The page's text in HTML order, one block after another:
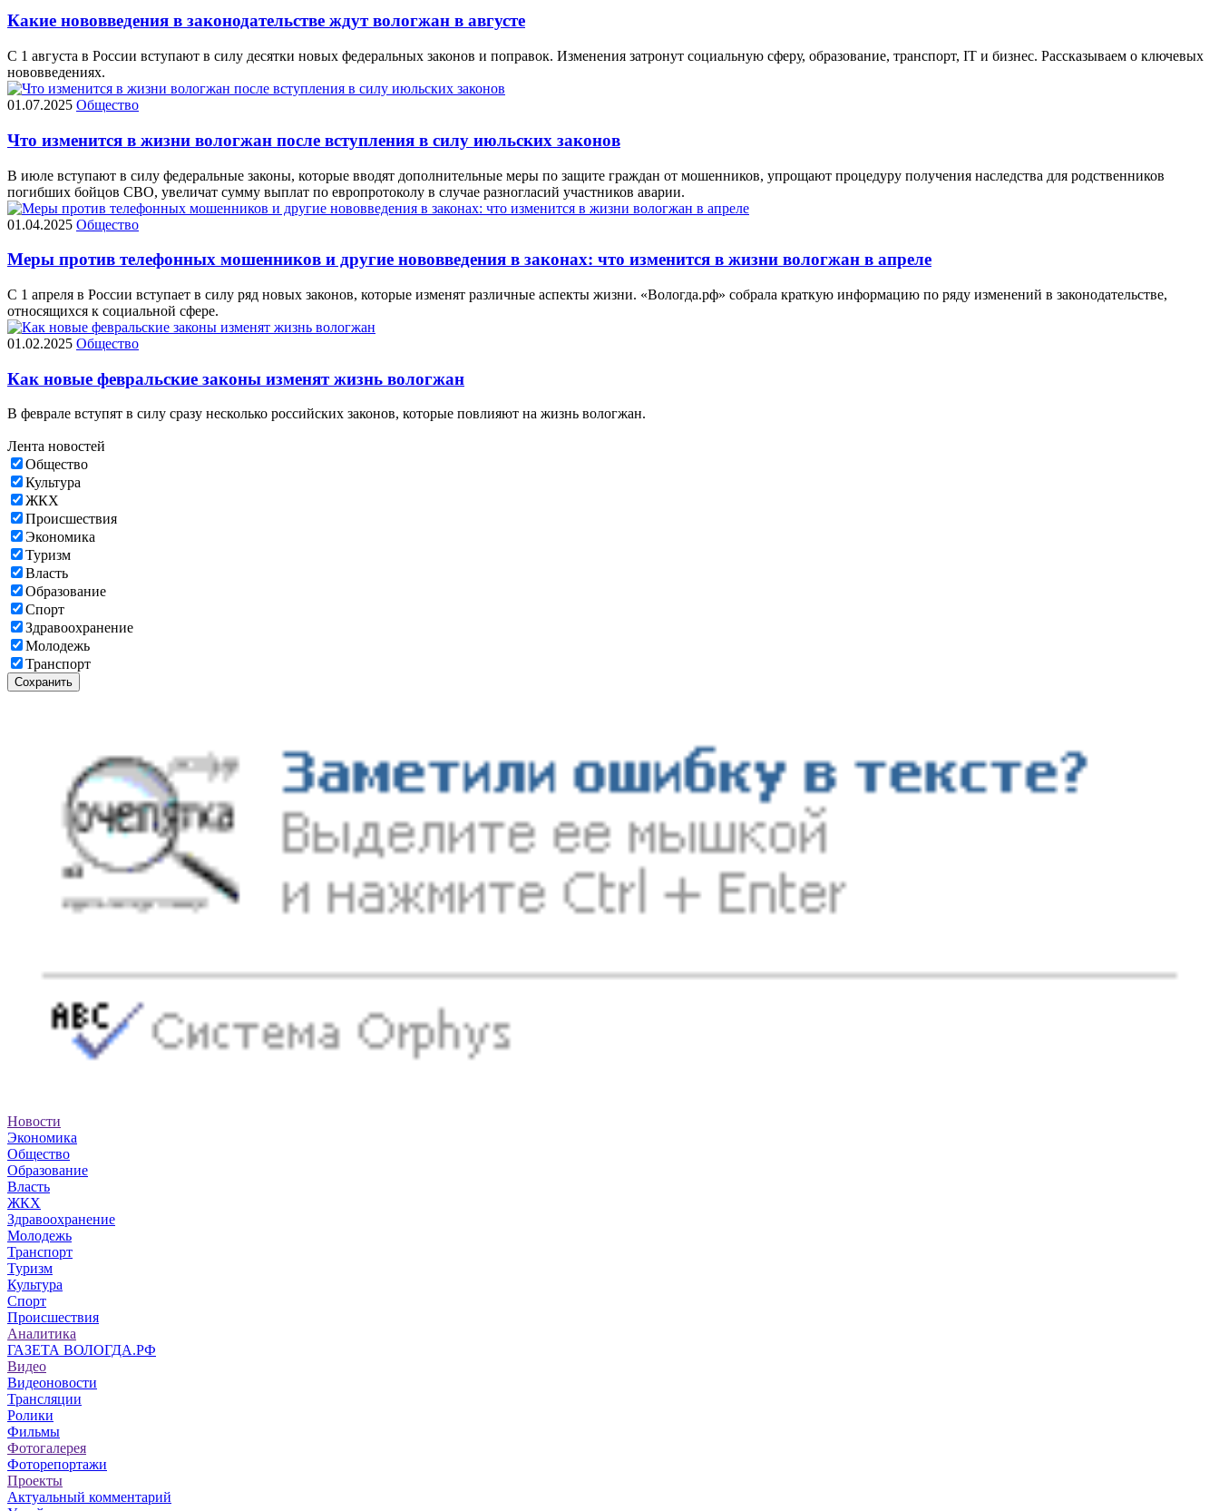
Какие нововведения в законодательстве ждут вологжан в августе
С 1 августа в России вступают в силу десятки новых федеральных законов и поправок. Изменения затронут социальную сферу, образование, транспорт, IT и бизнес. Рассказываем о ключевых
нововведениях.
01.07.2025 Общество
Что изменится в жизни вологжан после вступления в силу июльских законов
В июле вступают в силу федеральные законы, которые вводят дополнительные меры по защите граждан от мошенников, упрощают процедуру получения наследства для родственников
погибших бойцов СВО, увеличат сумму выплат по европротоколу в случае разногласий участников аварии.
01.04.2025 Общество
Меры против телефонных мошенников и другие нововведения в законах: что изменится в жизни вологжан в апреле
С 1 апреля в России вступает в силу ряд новых законов, которые изменят различные аспекты жизни. «Вологда.рф» собрала краткую информацию по ряду изменений в законодательстве,
относящихся к социальной сфере.
01.02.2025 Общество
Как новые февральские законы изменят жизнь вологжан
В феврале вступят в силу сразу несколько российских законов, которые повлияют на жизнь вологжан.
Лента новостей
Общество
Культура
ЖКХ
Происшествия
Экономика
Туризм
Власть
Образование
Спорт
Здравоохранение
Молодежь
Транспорт
Сохранить
Новости
Экономика
Общество
Образование
Власть
ЖКХ
Здравоохранение
Молодежь
Транспорт
Туризм
Культура
Спорт
Происшествия
Аналитика
ГАЗЕТА ВОЛОГДА.РФ
Видео
Видеоновости
Трансляции
Ролики
Фильмы
Фотогалерея
Фоторепортажи
Проекты
Актуальный комментарий